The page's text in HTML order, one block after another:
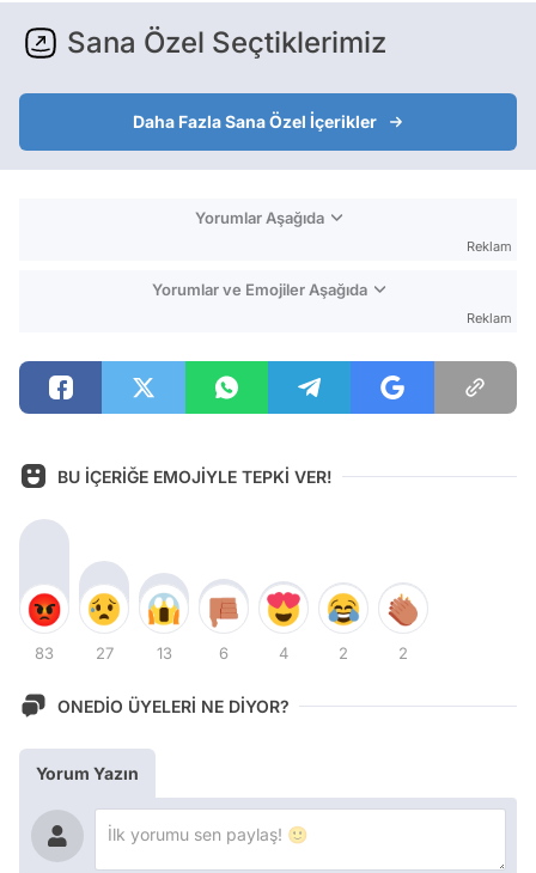
Sana Özel Seçtiklerimiz
Daha Fazla Sana Özel İçerikler
Yorumlar Aşağıda
Reklam
Yorumlar ve Emojiler Aşağıda
Reklam
BU İÇERİĞE EMOJİYLE TEPKİ VER!
83 27 13 6 4 2 2
ONEDİO ÜYELERİ NE DİYOR?
Yorum Yazın